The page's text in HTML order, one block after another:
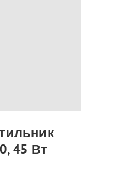
45 Вт